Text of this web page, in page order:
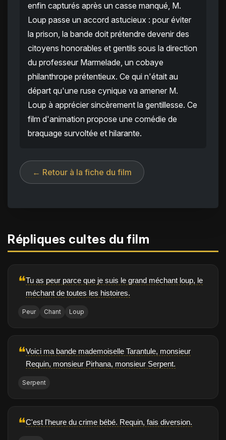
enfin capturés après un casse manqué, M.
Loup passe un accord astucieux : pour éviter
la prison, la bande doit prétendre devenir des
citoyens honorables et gentils sous la direction
du professeur Marmelade, un cobaye
philanthrope prétentieux. Ce qui n'était au
départ qu'une ruse cynique va amener M.
Loup à apprécier sincèrement la gentillesse. Ce
film d'animation propose une comédie de
braquage survoltée et hilarante.
← Retour à la fiche du film
Répliques cultes du film
❝Tu as peur parce que je suis le grand méchant loup, le
méchant de toutes les histoires.
Peur Chant Loup
❝Voici ma bande mademoiselle Tarantule, monsieur
Requin, monsieur Pirhana, monsieur Serpent.
Serpent
❝C'est l'heure du crime bébé. Requin, fais diversion.